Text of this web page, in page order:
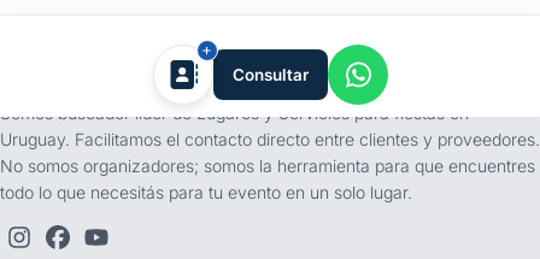
Consultar
tufiesta.com.uy
Somos buscador líder de Lugares y Servicios para fiestas en
Uruguay. Facilitamos el contacto directo entre clientes y proveedores.
No somos organizadores; somos la herramienta para que encuentres
todo lo que necesitás para tu evento en un solo lugar.